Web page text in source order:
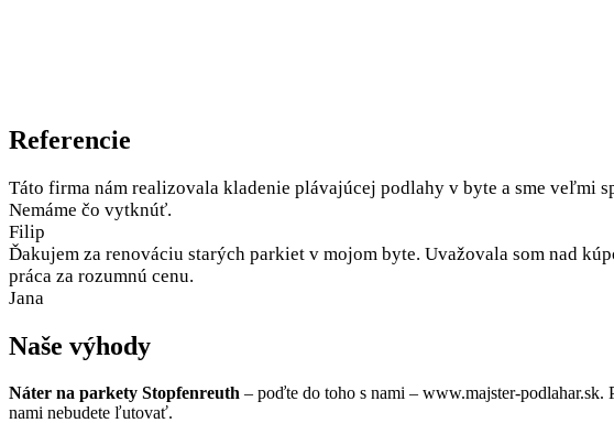
Referencie
Táto firma nám realizovala kladenie plávajúcej podlahy v byte a sme veľmi
Nemáme čo vytknúť.
Filip
Ďakujem za renováciu starých parkiet v mojom byte. Uvažovala som nad
práca za rozumnú cenu.
Jana
Naše výhody
Náter na parkety Stopfenreuth – poďte do toho s nami – www.majster-podlahar.sk.
nami nebudete ľutovať.